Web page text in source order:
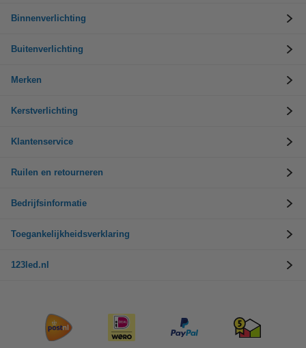
Binnenverlichting
Buitenverlichting
Merken
Kerstverlichting
Klantenservice
Ruilen en retourneren
Bedrijfsinformatie
Toegankelijkheidsverklaring
123led.nl